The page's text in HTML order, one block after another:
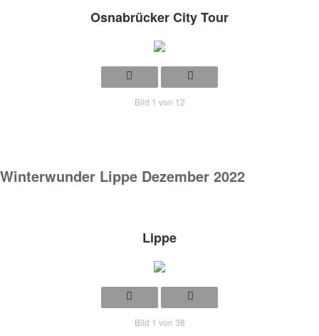
Osnabrücker City Tour
Bild 1 von 12
Winterwunder Lippe Dezember 2022
Lippe
Bild 1 von 38